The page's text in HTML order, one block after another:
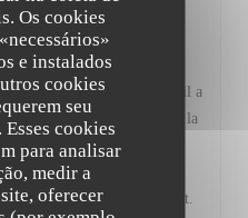
Os cookies
e instalados
cookies
seu
cookies
para analisar
medir a
oferecer
review
pour ces mots si
Savoir que chaque détail a
un souvenir mémorable est la
notre équipe, et nous
à Baptiste, notre
retrouver prochainement.